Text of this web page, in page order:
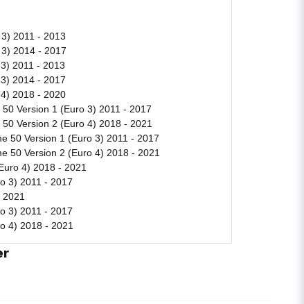
2011 - 2013
2014 - 2017
2011 - 2013
2014 - 2017
2018 - 2020
Version 1 (Euro 3) 2011 - 2017
Version 2 (Euro 4) 2018 - 2021
50 Version 1 (Euro 3) 2011 - 2017
50 Version 2 (Euro 4) 2018 - 2021
4) 2018 - 2021
3) 2011 - 2017
3) 2011 - 2017
4) 2018 - 2021